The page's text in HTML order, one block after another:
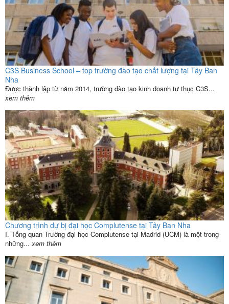
C3S Business School – top trường đào tạo chất lượng tại Tây Ban
Nha
Được thành lập từ năm 2014, trường đào tạo kinh doanh tư thục C3S...
xem thêm
Chương trình dự bị đại học Complutense tại Tây Ban Nha
I. Tổng quan Trường đại học Complutense tại Madrid (UCM) là một trong
những... xem thêm